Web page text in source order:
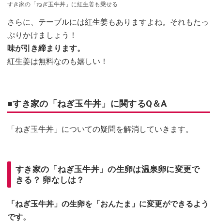
すき家の「ねぎ玉牛丼」に紅生姜も乗せる
さらに、テーブルには紅生姜もありますよね。それもたっ
ぷりかけましょう！
味が引き締まります。
紅生姜は無料なのも嬉しい！
■すき家の「ねぎ玉牛丼」に関するQ＆A
「ねぎ玉牛丼」についての疑問を解消していきます。
すき家の「ねぎ玉牛丼」の生卵は温泉卵に変更で
きる？ 卵なしは？
「ねぎ玉牛丼」の生卵を「おんたま」に変更ができるよう
です。